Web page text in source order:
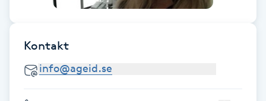
Fotvård
Fransar
Kontakt